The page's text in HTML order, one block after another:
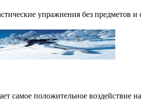
упражнения без предметов
самое положительное воздействие